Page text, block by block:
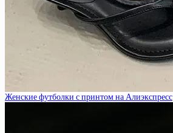
Женские футболки с принтом на Алиэкспресс